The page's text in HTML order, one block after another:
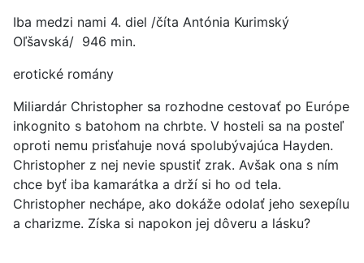
Iba medzi nami 4. diel /číta Antónia Kurimský
Oľšavská/ 946 min.
erotické romány
Miliardár Christopher sa rozhodne cestovať po Európe
inkognito s batohom na chrbte. V hosteli sa na posteľ
oproti nemu prisťahuje nová spolubývajúca Hayden.
Christopher z nej nevie spustiť zrak. Avšak ona s ním
chce byť iba kamarátka a drží si ho od tela.
Christopher nechápe, ako dokáže odolať jeho sexepílu
a charizme. Získa si napokon jej dôveru a lásku?